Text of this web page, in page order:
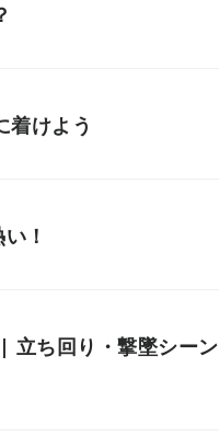
着けよう
！
立ち回り・撃墜シーン